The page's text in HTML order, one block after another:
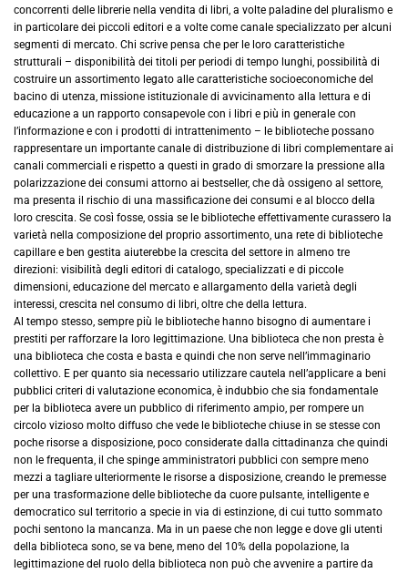
concorrenti delle librerie nella vendita di libri, a volte paladine del pluralismo e
in particolare dei piccoli editori e a volte come canale specializzato per alcuni
segmenti di mercato. Chi scrive pensa che per le loro caratteristiche
strutturali – disponibilità dei titoli per periodi di tempo lunghi, possibilità di
costruire un assortimento legato alle caratteristiche socioeconomiche del
bacino di utenza, missione istituzionale di avvicinamento alla lettura e di
educazione a un rapporto consapevole con i libri e più in generale con
l’informazione e con i prodotti di intrattenimento – le biblioteche possano
rappresentare un importante canale di distribuzione di libri complementare ai
canali commerciali e rispetto a questi in grado di smorzare la pressione alla
polarizzazione dei consumi attorno ai bestseller, che dà ossigeno al settore,
ma presenta il rischio di una massificazione dei consumi e al blocco della
loro crescita. Se così fosse, ossia se le biblioteche effettivamente curassero la
varietà nella composizione del proprio assortimento, una rete di biblioteche
capillare e ben gestita aiuterebbe la crescita del settore in almeno tre
direzioni: visibilità degli editori di catalogo, specializzati e di piccole
dimensioni, educazione del mercato e allargamento della varietà degli
interessi, crescita nel consumo di libri, oltre che della lettura.
Al tempo stesso, sempre più le biblioteche hanno bisogno di aumentare i
prestiti per rafforzare la loro legittimazione. Una biblioteca che non presta è
una biblioteca che costa e basta e quindi che non serve nell’immaginario
collettivo. E per quanto sia necessario utilizzare cautela nell’applicare a beni
pubblici criteri di valutazione economica, è indubbio che sia fondamentale
per la biblioteca avere un pubblico di riferimento ampio, per rompere un
circolo vizioso molto diffuso che vede le biblioteche chiuse in se stesse con
poche risorse a disposizione, poco considerate dalla cittadinanza che quindi
non le frequenta, il che spinge amministratori pubblici con sempre meno
mezzi a tagliare ulteriormente le risorse a disposizione, creando le premesse
per una trasformazione delle biblioteche da cuore pulsante, intelligente e
democratico sul territorio a specie in via di estinzione, di cui tutto sommato
pochi sentono la mancanza. Ma in un paese che non legge e dove gli utenti
della biblioteca sono, se va bene, meno del 10% della popolazione, la
legittimazione del ruolo della biblioteca non può che avvenire a partire da